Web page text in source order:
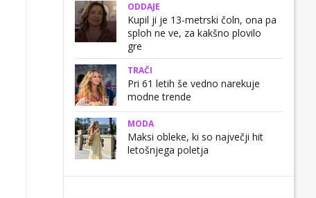
ODDAJE
Kupil ji je 13-metrski čoln, ona pa
sploh ne ve, za kakšno plovilo
gre
TRAČI
Pri 61 letih še vedno narekuje
modne trende
MODA
Maksi obleke, ki so največji hit
letošnjega poletja